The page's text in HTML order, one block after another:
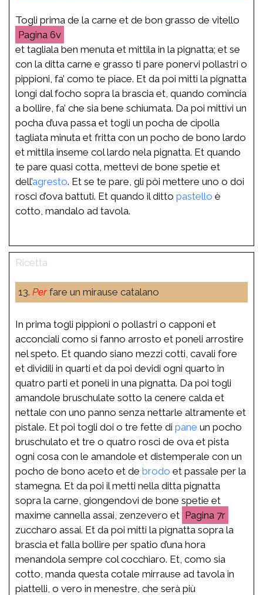
Togli prima de la carne et de bon grasso de vitello
6v
et tagliala ben menuta et mittila in la pignatta; et se
con la ditta carne e grasso ti pare ponervi pollastri o
pippioni, fa’ como te piace. Et da poi mitti la pignatta
longi dal focho sopra la brascia et, quando comincia
a bollire, fa’ che sia bene schiumata. Da poi mittivi un
pocha d’uva passa et togli un pocha de cipolla
tagliata minuta et fritta con un pocho de bono lardo
et mittila inseme col lardo nela pignatta. Et quando
te pare quasi cotta, mettevi de bone spetie et
dell’agresto. Et se te pare, gli pòi mettere uno o doi
rosci d’ova battuti. Et quando il ditto pastello è
cotto, mandalo ad tavola.
13. Perfare un mirause catalano
In prima togli pippioni o pollastri o capponi et
acconciali como si fanno arrosto et poneli arrostire
nel speto. Et quando siano mezzi cotti, cavali fore
et dividili in quarti et da poi devidi ogni quarto in
quatro parti et poneli in una pignatta. Da poi togli
amandole bruschulate sotto la cenere calda et
nettale con uno panno senza nettarle altramente et
pistale. Et poi togli doi o tre fette di pane un pocho
bruschulato et tre o quatro rosci de ova et pista
ogni cosa con le amandole et distemperale con un
pocho de bono aceto et de brodo et passale per la
stamegna. Et da poi il metti nella ditta pignatta
sopra la carne, giongendovi de bone spetie et
maxime cannella assai, zenzevero et
7r
zuccharo assai. Et da poi mitti la pignatta sopra la
brascia et falla bollire per spatio d’una hora
menandola sempre col cocchiaro. Et, como sia
cotto, manda questa cotale mirrause ad tavola in
piattelli, o vero in menestre, che serà più